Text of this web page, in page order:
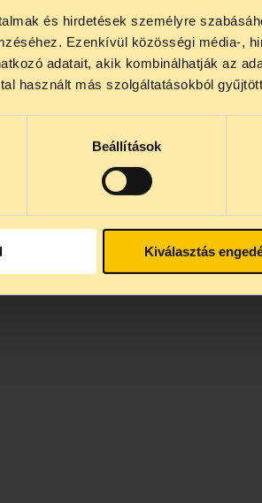
és hirdetések személyre
Ezenkívül közösségi média-,
adatait, akik kombinálhatják az
használt más szolgáltatásokból
Beállítások
Kiválasztás
nyert, ám akkor lennénk
Alaptörvény nem a
JOGSEGÉLY
Tájékoztatjuk, hogy
24 között szünetel
. Az első
és 15 óra között lesz
minket.